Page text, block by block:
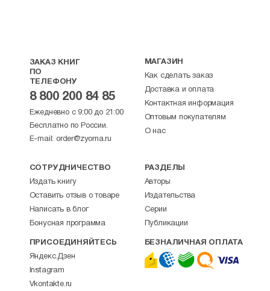
ЗАКАЗ КНИГ
ПО
ТЕЛЕФОНУ
8 800 200 84 85
Ежедневно с 9:00 до 21:00
Бесплатно по России.
E-mail: order@zyorna.ru
МАГАЗИН
Как сделать заказ
Доставка и оплата
Контактная информация
Оптовым покупателям
О нас
СОТРУДНИЧЕСТВО
Издать книгу
Оставить отзыв о товаре
Написать в блог
Бонусная программа
РАЗДЕЛЫ
Авторы
Издательства
Серии
Публикации
ПРИСОЕДИНЯЙТЕСЬ
Яндекс.Дзен
Instagram
Vkontakte.ru
БЕЗНАЛИЧНАЯ ОПЛАТА